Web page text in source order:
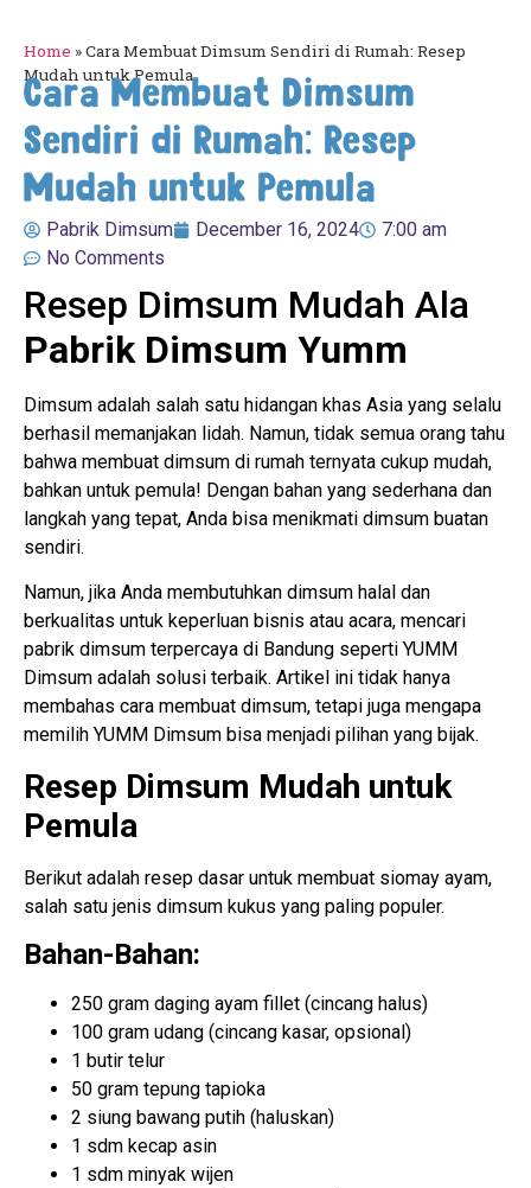
Home »Cara Membuat Dimsum Sendiri di Rumah: Resep
Mudah untuk Pemula
Cara Membuat Dimsum
Sendiri di Rumah: Resep
Mudah untuk Pemula
Pabrik Dimsum December 16, 2024
7:00 am
No Comments
Resep Dimsum Mudah Ala
Pabrik Dimsum Yumm
Dimsum adalah salah satu hidangan khas Asia yang selalu
berhasil memanjakan lidah. Namun, tidak semua orang tahu
bahwa membuat dimsum di rumah ternyata cukup mudah,
bahkan untuk pemula! Dengan bahan yang sederhana dan
langkah yang tepat, Anda bisa menikmati dimsum buatan
sendiri.
Namun, jika Anda membutuhkan dimsum halal dan
berkualitas untuk keperluan bisnis atau acara, mencari
pabrik dimsum terpercaya di Bandung seperti YUMM
Dimsum adalah solusi terbaik. Artikel ini tidak hanya
membahas cara membuat dimsum, tetapi juga mengapa
memilih YUMM Dimsum bisa menjadi pilihan yang bijak.
Resep Dimsum Mudah untuk
Pemula
Berikut adalah resep dasar untuk membuat siomay ayam,
salah satu jenis dimsum kukus yang paling populer.
Bahan-Bahan:
250 gram daging ayam fillet (cincang halus)
100 gram udang (cincang kasar, opsional)
1 butir telur
50 gram tepung tapioka
2 siung bawang putih (haluskan)
1 sdm kecap asin
1 sdm minyak wijen